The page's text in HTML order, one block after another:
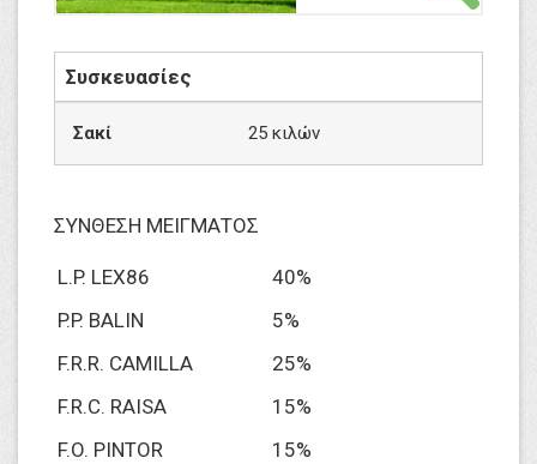
Συσκευασίες
Σακί 25 κιλών
ΣΥΝΘΕΣΗ ΜΕΙΓΜΑΤΟΣ
L.P. LEX86
40%
P.P. BALIN
5%
F.R.R. CAMILLA
25%
F.R.C. RAISA
15%
F.O. PINTOR
15%